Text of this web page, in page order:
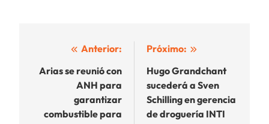
Navegación
de
entradas
Anterior:
Arias se reunió con
ANH para
garantizar
combustible para
Próximo:
Hugo Grandchant
sucederá a Sven
Schilling en gerencia
de droguería INTI